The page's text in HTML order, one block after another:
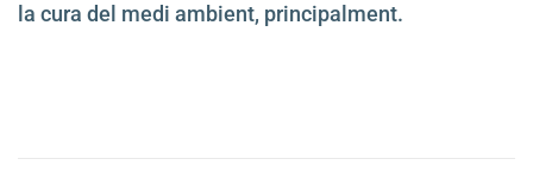
la cura del medi ambient, principalment.